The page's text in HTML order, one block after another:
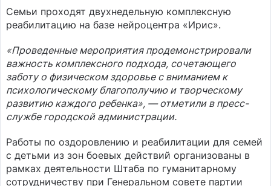
Семьи проходят двухнедельную комплексную
реабилитацию на базе нейроцентра «Ирис».
«Проведенные мероприятия продемонстрировали
важность комплексного подхода, сочетающего
заботу о физическом здоровье с вниманием к
психологическому благополучию и творческому
развитию каждого ребенка», — отметили в пресс-
службе городской администрации.
Работы по оздоровлению и реабилитации для семей
с детьми из зон боевых действий организованы в
рамках деятельности Штаба по гуманитарному
сотрудничеству при Генеральном совете партии